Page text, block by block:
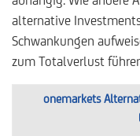
alternative
Schwankungen
zum Totalverlust
onemarkets